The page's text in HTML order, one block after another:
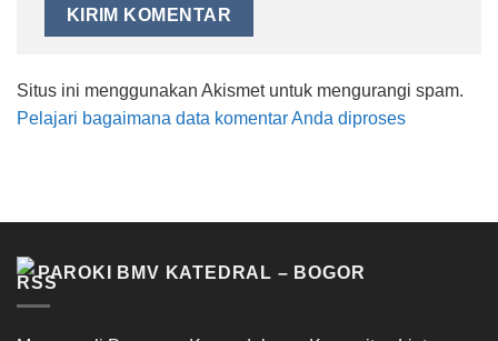
Situs ini menggunakan Akismet untuk mengurangi spam.
Pelajari bagaimana data komentar Anda diproses
PAROKI BMV KATEDRAL – BOGOR